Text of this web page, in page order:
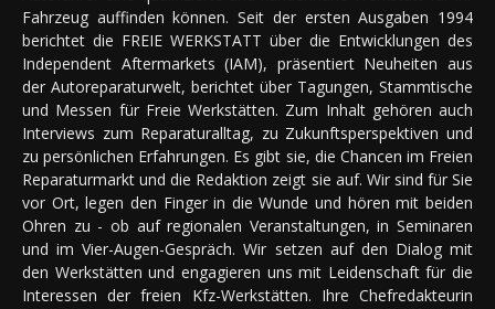
Fahrzeug auffinden können. Seit der ersten Ausgaben 1994
berichtet die FREIE WERKSTATT über die Entwicklungen des
Independent Aftermarkets (IAM), präsentiert Neuheiten aus
der Autoreparaturwelt, berichtet über Tagungen, Stammtische
und Messen für Freie Werkstätten. Zum Inhalt gehören auch
Interviews zum Reparaturalltag, zu Zukunftsperspektiven und
zu persönlichen Erfahrungen. Es gibt sie, die Chancen im Freien
Reparaturmarkt und die Redaktion zeigt sie auf. Wir sind für Sie
vor Ort, legen den Finger in die Wunde und hören mit beiden
Ohren zu - ob auf regionalen Veranstaltungen, in Seminaren
und im Vier-Augen-Gespräch. Wir setzen auf den Dialog mit
den Werkstätten und engagieren uns mit Leidenschaft für die
Interessen der freien Kfz-Werkstätten. Ihre Chefredakteurin